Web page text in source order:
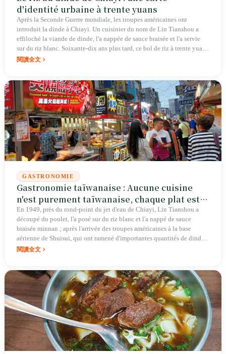
d'identité urbaine à trente yuans
Après la Seconde Guerre mondiale, les troupes américaines ont
introduit la dinde à Chiayi. Un cuisinier du nom de Lin Tianshou a
effiloché la viande de dinde, l'a nappée de sauce braisée et l'a servie
sur du riz blanc. Soixante-dix ans plus tard, ce bol de riz à trente yuans
est devenu le premier du classement des dix plats emblématiques de
pour savoir « lequel est le meilleur », mais il y a une chose sur laquelle
ils ne débattent pas : le riz au dinde, c'est Chiayi.
閱讀全文
GASTRONOMIE
Gastronomie taïwanaise : Aucune cuisine
n'est purement taïwanaise, chaque plat est
le plus taïwanais
En 1949, près du rond-point du jet d'eau de Chiayi, Lin Tianshou a
découpé du poulet, l'a posé sur du riz blanc et l'a nappé de sauce
braisée minnan ; après l'arrivée des troupes américaines à la base
aérienne de Shuisui, qui ont ramené d'importantes quantités de dinde,
ce plat est passé du riz au poulet au riz à la dinde. Des porcs de
militaires et le thé aux perles inventé à Taichung en 1986, jusqu'aux
419 restaurants du guide Michelin en 2025. Cette île a mis quatre
cents ans pour transformer chaque plat emprunté à sa propre manière.
閱讀全文